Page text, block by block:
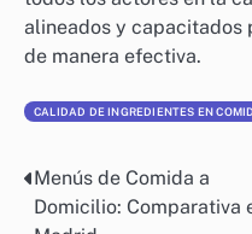
asegurando que
frescas. Esto no solo
sino que también ayuda
interoperabilidad con
del personal. Las